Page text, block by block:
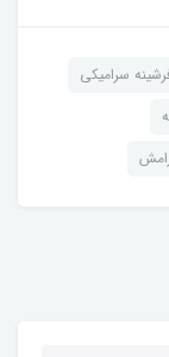
سرامیکی